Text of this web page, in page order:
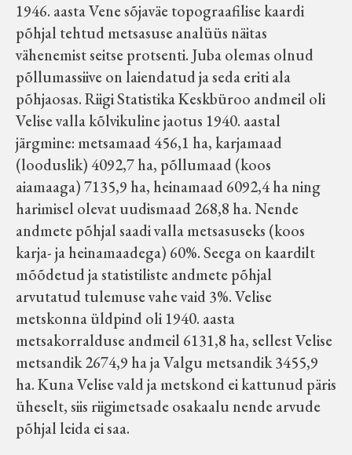
1946. aasta Vene sõjaväe topograafilise kaardi
põhjal tehtud metsasuse analüüs näitas
vähenemist seitse protsenti. Juba olemas olnud
põllumassiive on laiendatud ja seda eriti ala
põhjaosas. Riigi Statistika Keskbüroo andmeil oli
Velise valla kõlvikuline jaotus 1940. aastal
järgmine: metsamaad 456,1 ha, karjamaad
(looduslik) 4092,7 ha, põllumaad (koos
aiamaaga) 7135,9 ha, heinamaad 6092,4 ha ning
harimisel olevat uudismaad 268,8 ha. Nende
andmete põhjal saadi valla metsasuseks (koos
karja- ja heinamaadega) 60%. Seega on kaardilt
mõõdetud ja statistiliste andmete põhjal
arvutatud tulemuse vahe vaid 3%. Velise
metskonna üldpind oli 1940. aasta
metsakorralduse andmeil 6131,8 ha, sellest Velise
metsandik 2674,9 ha ja Valgu metsandik 3455,9
ha. Kuna Velise vald ja metskond ei kattunud päris
üheselt, siis riigimetsade osakaalu nende arvude
põhjal leida ei saa.